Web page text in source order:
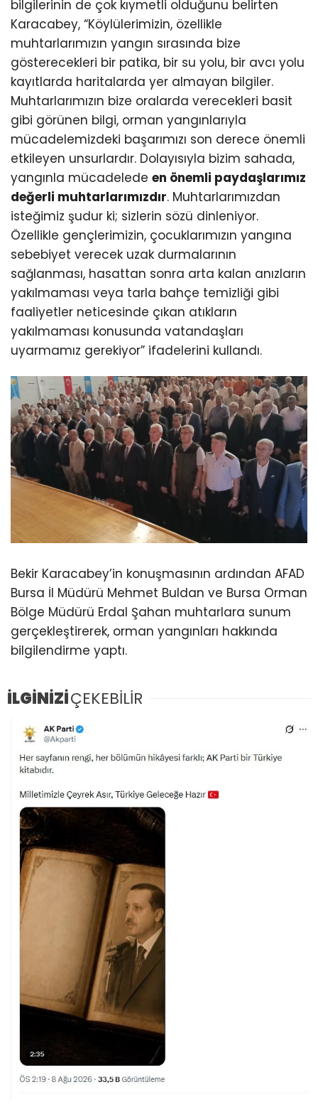
bilgilerinin de çok kıymetli olduğunu belirten
Karacabey, “Köylülerimizin, özellikle
muhtarlarımızın yangın sırasında bize
gösterecekleri bir patika, bir su yolu, bir avcı yolu
kayıtlarda haritalarda yer almayan bilgiler.
Muhtarlarımızın bize oralarda verecekleri basit
gibi görünen bilgi, orman yangınlarıyla
mücadelemizdeki başarımızı son derece önemli
etkileyen unsurlardır. Dolayısıyla bizim sahada,
yangınla mücadelede en önemli paydaşlarımız
değerli muhtarlarımızdır. Muhtarlarımızdan
isteğimiz şudur ki; sizlerin sözü dinleniyor.
Özellikle gençlerimizin, çocuklarımızın yangına
sebebiyet verecek uzak durmalarının
sağlanması, hasattan sonra arta kalan anızların
yakılmaması veya tarla bahçe temizliği gibi
faaliyetler neticesinde çıkan atıkların
yakılmaması konusunda vatandaşları
uyarmamız gerekiyor” ifadelerini kullandı.
Bekir Karacabey’in konuşmasının ardından AFAD
Bursa İl Müdürü Mehmet Buldan ve Bursa Orman
Bölge Müdürü Erdal Şahan muhtarlara sunum
gerçekleştirerek, orman yangınları hakkında
bilgilendirme yaptı.
İLGİNİZİÇEKEBİLİR